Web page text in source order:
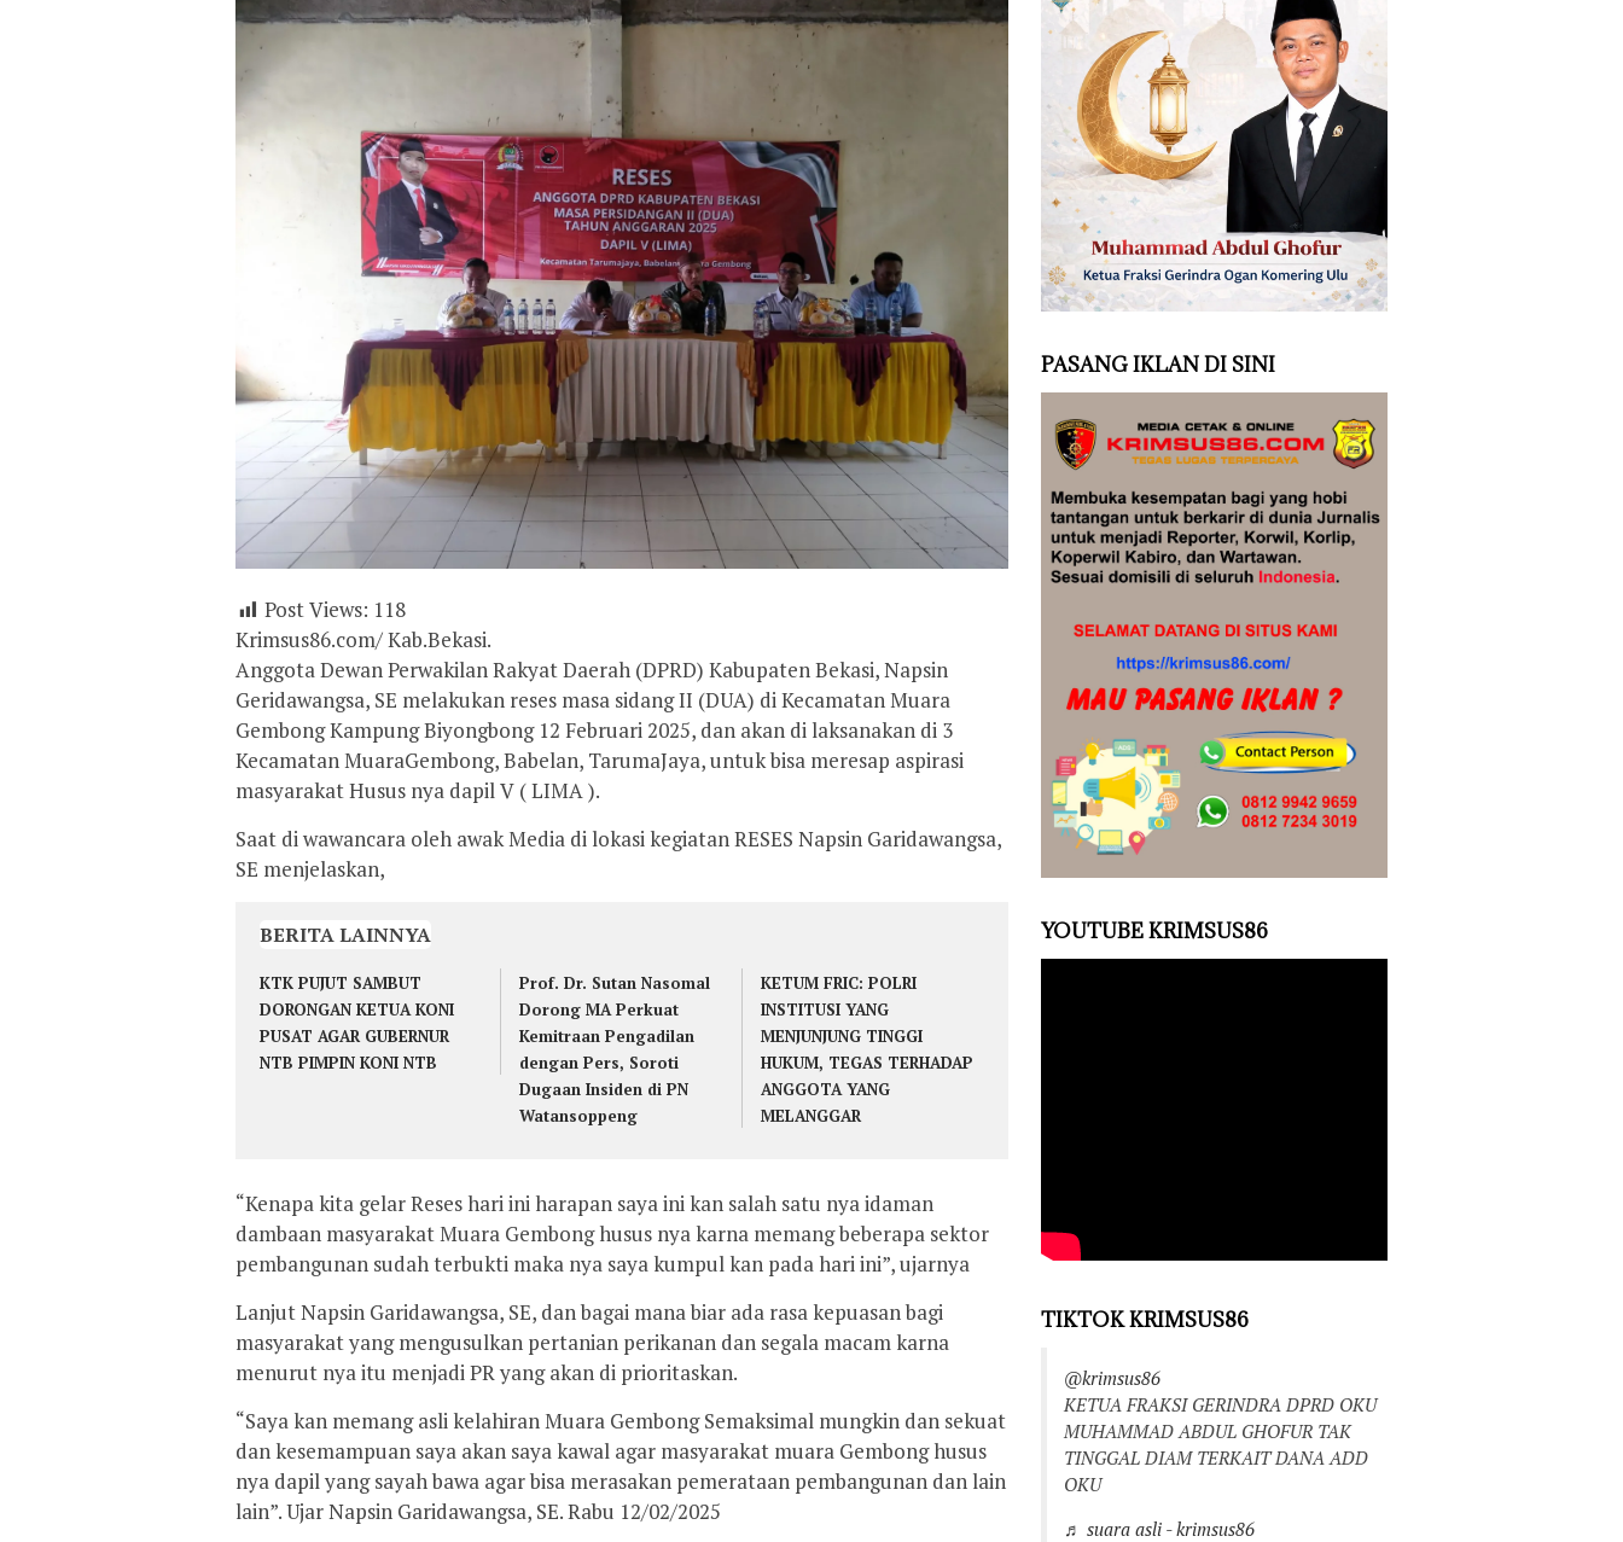
Post Views: 118
Krimsus86.com/ Kab.Bekasi.
Anggota Dewan Perwakilan Rakyat Daerah (DPRD) Kabupaten Bekasi, Napsin
Geridawangsa, SE melakukan reses masa sidang II (DUA) di Kecamatan Muara
Gembong Kampung Biyongbong 12 Februari 2025, dan akan di laksanakan di 3
Kecamatan MuaraGembong, Babelan, TarumaJaya, untuk bisa meresap aspirasi
masyarakat Husus nya dapil V ( LIMA ).
Saat di wawancara oleh awak Media di lokasi kegiatan RESES Napsin Garidawangsa,
SE menjelaskan,
BERITA LAINNYA
KTK PUJUT SAMBUT
DORONGAN KETUA KONI
PUSAT AGAR GUBERNUR
NTB PIMPIN KONI NTB
Prof. Dr. Sutan Nasomal
Dorong MA Perkuat
Kemitraan Pengadilan
dengan Pers, Soroti
Dugaan Insiden di PN
Watansoppeng
KETUM FRIC: POLRI
INSTITUSI YANG
MENJUNJUNG TINGGI
HUKUM, TEGAS TERHADAP
ANGGOTA YANG
MELANGGAR
“Kenapa kita gelar Reses hari ini harapan saya ini kan salah satu nya idaman
dambaan masyarakat Muara Gembong husus nya karna memang beberapa sektor
pembangunan sudah terbukti maka nya saya kumpul kan pada hari ini”, ujarnya
Lanjut Napsin Garidawangsa, SE, dan bagai mana biar ada rasa kepuasan bagi
masyarakat yang mengusulkan pertanian perikanan dan segala macam karna
menurut nya itu menjadi PR yang akan di prioritaskan.
“Saya kan memang asli kelahiran Muara Gembong Semaksimal mungkin dan sekuat
dan kesemampuan saya akan saya kawal agar masyarakat muara Gembong husus
nya dapil yang sayah bawa agar bisa merasakan pemerataan pembangunan dan lain
lain”. Ujar Napsin Garidawangsa, SE. Rabu 12/02/2025
PASANG IKLAN DI SINI
YOUTUBE KRIMSUS86
TIKTOK KRIMSUS86
@krimsus86
KETUA FRAKSI GERINDRA DPRD OKU
MUHAMMAD ABDUL GHOFUR TAK
TINGGAL DIAM TERKAIT DANA ADD
OKU
♬ suara asli - krimsus86